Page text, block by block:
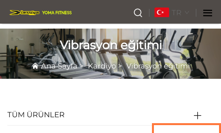
TR
Vibrasyon eğitimi
Ana Sayfa>Kardiyo>Vibrasyon eğitimi
TÜM ÜRÜNLER